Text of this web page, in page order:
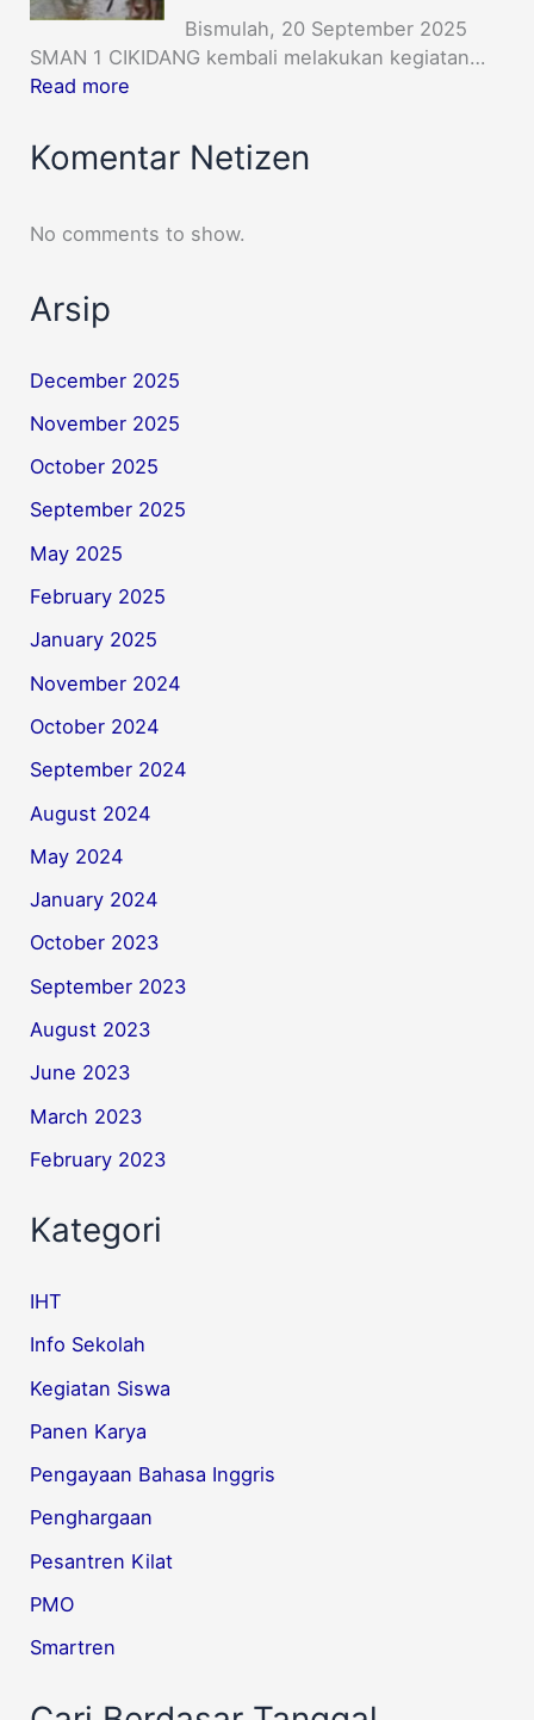
Bismulah, 20 September 2025
SMAN 1 CIKIDANG kembali melakukan kegiatan…
Read more
Komentar Netizen
No comments to show.
Arsip
December 2025
November 2025
October 2025
September 2025
May 2025
February 2025
January 2025
November 2024
October 2024
September 2024
August 2024
May 2024
January 2024
October 2023
September 2023
August 2023
June 2023
March 2023
February 2023
Kategori
IHT
Info Sekolah
Kegiatan Siswa
Panen Karya
Pengayaan Bahasa Inggris
Penghargaan
Pesantren Kilat
PMO
Smartren